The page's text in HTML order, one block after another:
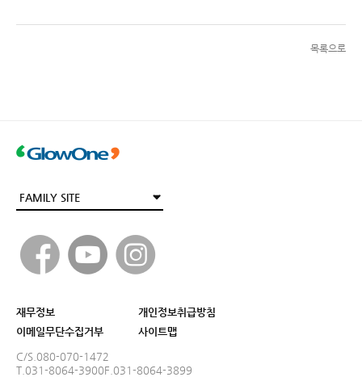
목록으로
재무정보
개인정보취급방침
이메일무단수집거부
사이트맵
C/S.080-070-1472
T.031-8064-3900F.031-8064-3899